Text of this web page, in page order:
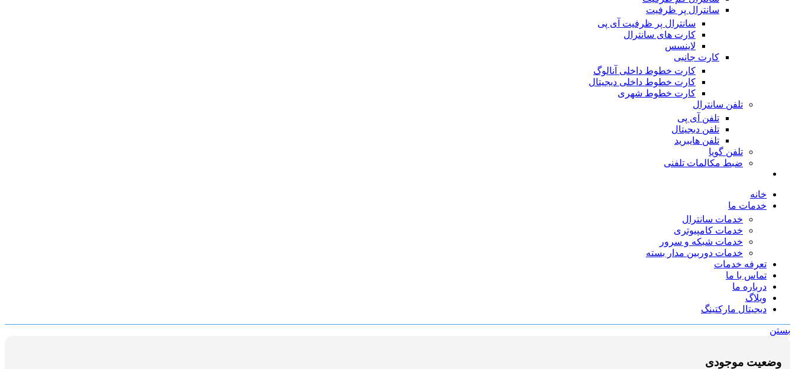
سانترال پر ظرفیت
سانترال پر ظرفیت آی پی
کارت های سانترال
لاینسس
کارت جانبی
کارت خطوط داخلی آنالوگ
کارت خطوط داخلی دیجیتال
کارت خطوط شهری
تلفن سانترال
تلفن آی پی
تلفن دیجیتال
تلفن هایبرید
تلفن گویا
ضبط مکالمات تلفنی
خانه
خدمات ما
خدمات سانترال
خدمات کامپیوتری
خدمات شبکه و سرور
خدمات دوربین مدار بسته
تعرفه خدمات
تماس با ما
درباره ما
وبلاگ
دیجیتال مارکتینگ
بستن
وضعیت موجودی